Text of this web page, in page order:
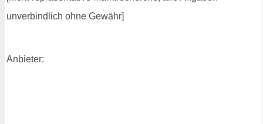
unverbindlich ohne Gewähr]
Anbieter: